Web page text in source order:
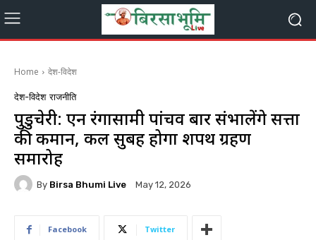
Home देश-विदेश
देश-विदेश राजनीति
पुडुचेरी: एन रंगासामी पांचवीं बार संभालेंगे सत्ता
की कमान, कल सुबह होगा शपथ ग्रहण
समारोह
By Birsa Bhumi Live May 12, 2026
Facebook Twitter